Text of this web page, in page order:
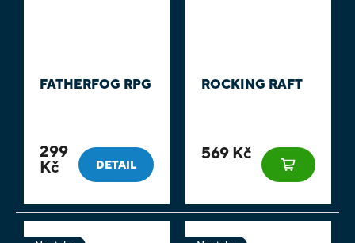
FATHERFOG RPG
299
Kč
DETAIL
ROCKING RAFT
569 Kč